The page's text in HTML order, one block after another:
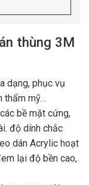
thùng 3M
dạng, phục vụ
thẩm mỹ…
bề mặt cứng,
độ dính chắc
dán Acrylic hoạt
lại độ bền cao,